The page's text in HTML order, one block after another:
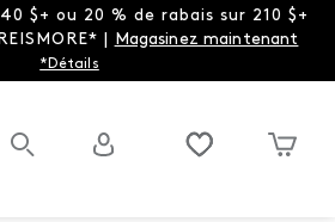
$+ ou 20 % de rabais sur 210 $+
| Magasinez maintenant
*Détails